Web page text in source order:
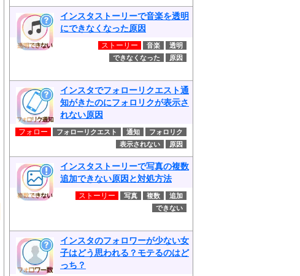
インスタストーリーで音楽を透明
にできなくなった原因
ストーリー 音楽
透明
できなくなった
原因
インスタでフォローリクエスト通
知がきたのにフォロリクが表示さ
れない原因
フォロー フォローリクエスト 通知
フォロリク
表示されない
原因
インスタストーリーで写真の複数
追加できない原因と対処方法
ストーリー 写真 複数
追加
できない
インスタのフォロワーが少ない女
子はどう思われる？モテるのはど
っち？